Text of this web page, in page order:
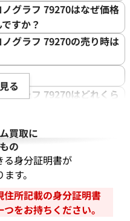
グラフ 79270はなぜ価格
すか？
グラフ 79270の売り時は
グラフ 79270はどれくら
取可能？
らえますか？
取ってもらえる？
たった時計でも大丈夫？
る
買取に
の
る身分証明書が
す。
住所記載の身分証明書
をお持ちください。